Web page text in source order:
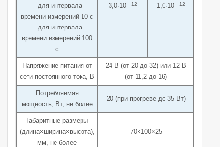
– для интервала
времени измерений 10 с
– для интервала
времени измерений 100
с
3,0·10 −12 1,0·10 −12
Напряжение питания от
сети постоянного тока, В
24 В (от 20 до 32) или 12 В
(от 11,2 до 16)
Потребляемая
мощность, Вт, не более
20 (при прогреве до 35 Вт)
Габаритные размеры
(длина×ширина×высота),
мм, не более
70×100×25